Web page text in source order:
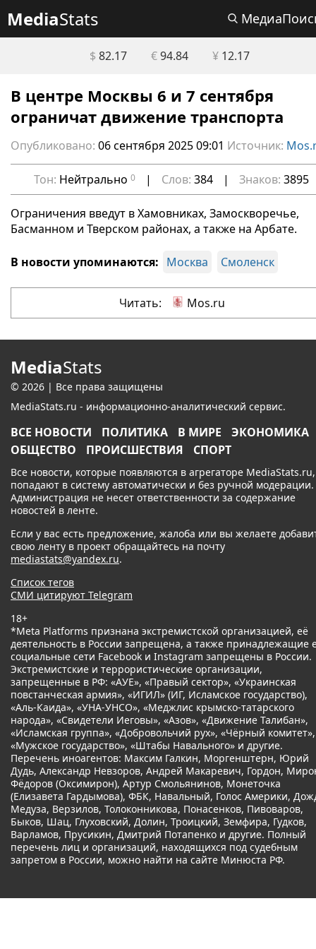
MediaStats
$ 82.17 €94.84 ¥12.17
В центре Москвы 6 и 7 сентября
ограничат движение транспорта
Опубликовано: 06 сентября 2025 09:01 Источник:
Тон: Нейтрально 0 | Слов: 384 | Знаков: 3895
Ограничения введут в Хамовниках, Замоскворечье,
Басманном и Тверском районах, а также на Арбате.
В новости упоминаются: Москва Смоленск
Читать: Mos.ru
MediaStats
© 2026 | Все права защищены
MediaStats.ru - информационно-аналитический сервис.
ВСЕ НОВОСТИ ПОЛИТИКА В МИРЕ
ЭКОНОМИКА
ОБЩЕСТВО
ПРОИСШЕСТВИЯ СПОРТ
Все новости, которые появляются в агрегаторе MediaStats.ru,
попадают в систему автоматически и без ручной модерации.
Администрация не несет ответственности за содержание
новостей в ленте.
Если у вас есть предложение, жалоба или вы желаете
свою ленту в проект обращайтесь на почту
mediastats@yandex.ru.
Список тегов
СМИ цитируют Telegram
18+
*Meta Platforms признана экстремистской организацией, её
деятельность в России запрещена, а также принадлежащие
социальные сети Facebook и Instagram запрещены в России.
Экстремистские и террористические организации,
запрещенные в РФ: «АУЕ», «Правый сектор», «Украинская
повстанческая армия», «ИГИЛ» (ИГ, Исламское государство),
«Аль-Каида», «УНА-УНСО», «Меджлис крымско-татарского
народа», «Свидетели Иеговы», «Азов», «Движение Талибан»,
«Исламская группа», «Добровольчий рух», «Чёрный комитет»,
«Мужское государство», «Штабы Навального» и другие.
Перечень иноагентов: Максим Галкин, Моргенштерн, Юрий
Дудь, Александр Невзоров, Андрей Макаревич, Гордон,
Фёдоров (Оксимирон), Артур Смольянинов, Монеточка
(Елизавета Гардымова), ФБК, Навальный, Голос Америки,
Медуза, Верзилов, Толоконникова, Понасенков, Пивоваров,
Быков, Шац, Глуховский, Долин, Троицкий, Земфира, Гудков,
Варламов, Прусикин, Дмитрий Потапенко и другие. Полный
перечень лиц и организаций, находящихся под судебным
запретом в России, можно найти на сайте Минюста РФ.